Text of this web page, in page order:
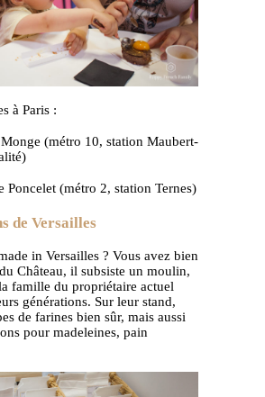
à Paris :
(métro 10, station Maubert-
Poncelet (métro 2, station Ternes)
de Versailles
in Versailles ? Vous avez bien
Château, il subsiste un moulin,
famille du propriétaire actuel
générations. Sur leur stand,
de farines bien sûr, mais aussi
pour madeleines, pain